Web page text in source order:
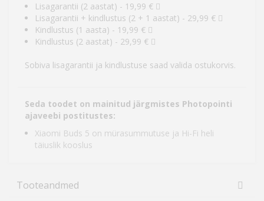
Lisagarantii (2 aastat) - 19,99 €
Lisagarantii + kindlustus (2 + 1 aastat) - 29,99 €
Kindlustus (1 aasta) - 19,99 €
Kindlustus (2 aastat) - 29,99 €
Sobiva lisagarantii ja kindlustuse saad valida ostukorvis.
Seda toodet on mainitud järgmistes Photopointi
ajaveebi postitustes:
Xiaomi Buds 5 on mürasummutuse ja Hi-Fi heli
täiuslik kooslus
Tooteandmed